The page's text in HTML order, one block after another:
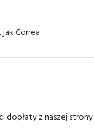
Correa
dopłaty z naszej strony